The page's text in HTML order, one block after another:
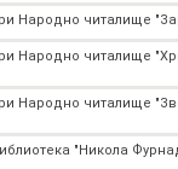
Народно читалище
Народно читалище
Народно читалище
"Никола